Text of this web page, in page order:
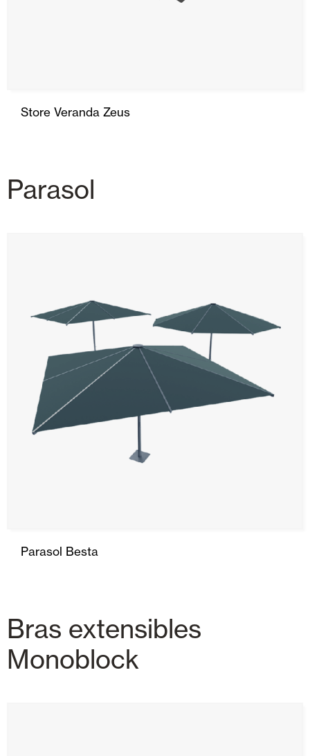
Store Veranda Zeus
Parasol
Parasol Besta
Bras extensibles
Monoblock